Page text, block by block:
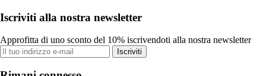
Iscriviti alla nostra newsletter
Approfitta di uno sconto del 10% iscrivendoti alla nostra newsletter
Iscriviti